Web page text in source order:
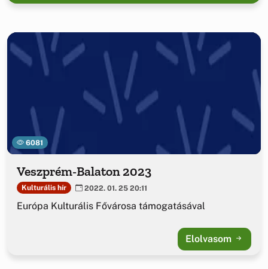
6081
Veszprém-Balaton 2023
Kulturális hír 2022. 01. 25 20:11
Európa Kulturális Fővárosa támogatásával
Elolvasom